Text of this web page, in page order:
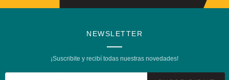
NEWSLETTER
¡Suscribite y recibí todas nuestras novedades!